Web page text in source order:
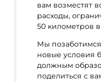
вам возместят
расходы,
50 километров
Мы
новые условия
должным
поделиться с